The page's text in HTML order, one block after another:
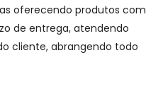
oferecendo produtos com
de entrega, atendendo
cliente, abrangendo todo